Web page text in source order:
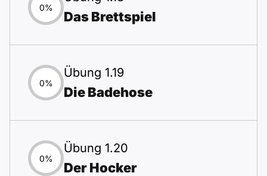
0%
Das Brettspiel
0%
Übung 1.19
Die Badehose
0%
Übung 1.20
Der Hocker